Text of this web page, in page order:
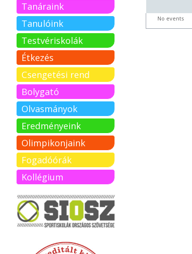
Tanárjelölteknek
No events
Tanáraink
Tanulóink
Testvériskolák
Étkezés
Csengetési rend
Bolygató
Olvasmányok
Eredményeink
Olimpikonjaink
Fogadóórák
Kollégium